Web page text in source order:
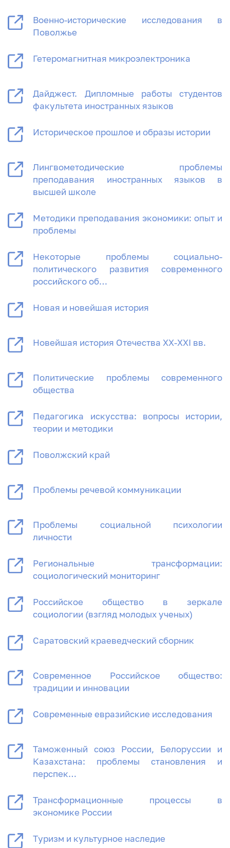
Военно-исторические исследования в
Поволжье
Гетеромагнитная микроэлектроника
Дайджест. Дипломные работы студентов
факультета иностранных языков
Историческое прошлое и образы истории
Лингвометодические проблемы
преподавания иностранных языков в
высшей школе
Методики преподавания экономики: опыт и
проблемы
Некоторые проблемы социально-
политического развития современного
российского об…
Новая и новейшая история
Новейшая история Отечества XX-XXI вв.
Политические проблемы современного
общества
Педагогика искусства: вопросы истории,
теории и методики
Поволжский край
Проблемы речевой коммуникации
Проблемы социальной психологии
личности
Региональные трансформации:
социологический мониторинг
Российское общество в зеркале
социологии (взгляд молодых ученых)
Саратовский краеведческий сборник
Современное Российское общество:
традиции и инновации
Современные евразийские исследования
Таможенный союз России, Белоруссии и
Казахстана: проблемы становления и
перспек…
Трансформационные процессы в
экономике России
Туризм и культурное наследие